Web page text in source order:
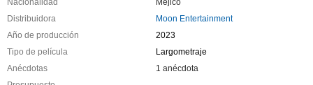
Distribuidora
Moon Entertainment
Año de producción
2023
Tipo de película
Largometraje
Anécdotas
1 anécdota